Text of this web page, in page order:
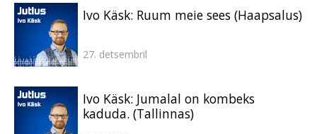
Ivo Käsk: Ruum meie sees (Haapsalus)
27. detsembril
Ivo Käsk: Jumalal on kombeks
kaduda. (Tallinnas)